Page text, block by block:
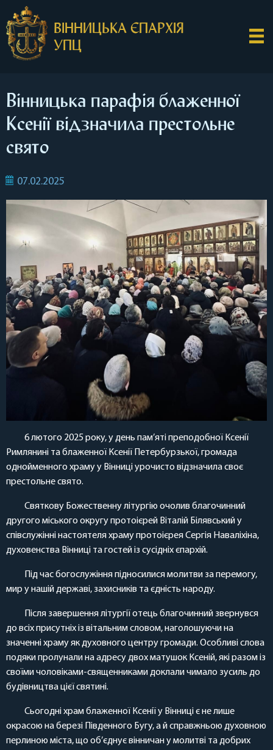
ВІННИЦЬКА ЄПАРХІЯ
УПЦ
Вінницька парафія блаженної
Ксенії відзначила престольне
свято
07.02.2025
6 лютого 2025 року, у день пам’яті преподобної Ксенії
Римлянині та блаженної Ксенії Петербурзької, громада
однойменного храму у Вінниці урочисто відзначила своє
престольне свято.
Святкову Божественну літургію очолив благочинний
другого міського округу протоієрей Віталій Білявський у
співслужінні настоятеля храму протоієрея Сергія Наваліхіна,
духовенства Вінниці та гостей із сусідніх єпархій.
Під час богослужіння підносилися молитви за перемогу,
мир у нашій державі, захисників та єдність народу.
Після завершення літургії отець благочинний звернувся
до всіх присутніх із вітальним словом, наголошуючи на
значенні храму як духовного центру громади. Особливі слова
подяки пролунали на адресу двох матушок Ксеній, які разом із
своїми чоловіками-священниками доклали чимало зусиль до
будівництва цієї святині.
Сьогодні храм блаженної Ксенії у Вінниці є не лише
окрасою на березі Південного Бугу, а й справжньою духовною
перлиною міста, що об’єднує вінничан у молитві та добрих